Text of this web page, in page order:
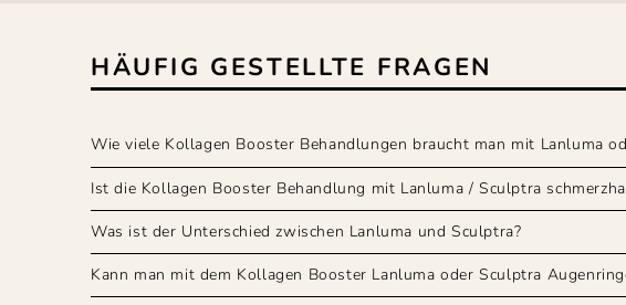
HÄUFIG GESTELLTE FRAGEN
Wie viele Kollagen Booster Behandlungen braucht man mit Lanluma
Ist die Kollagen Booster Behandlung mit Lanluma / Sculptra
Was ist der Unterschied zwischen Lanluma und Sculptra?
Kann man mit dem Kollagen Booster Lanluma oder Sculptra